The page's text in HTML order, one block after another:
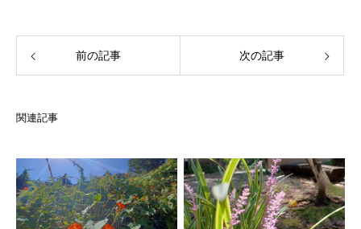
前の記事 次の記事
関連記事